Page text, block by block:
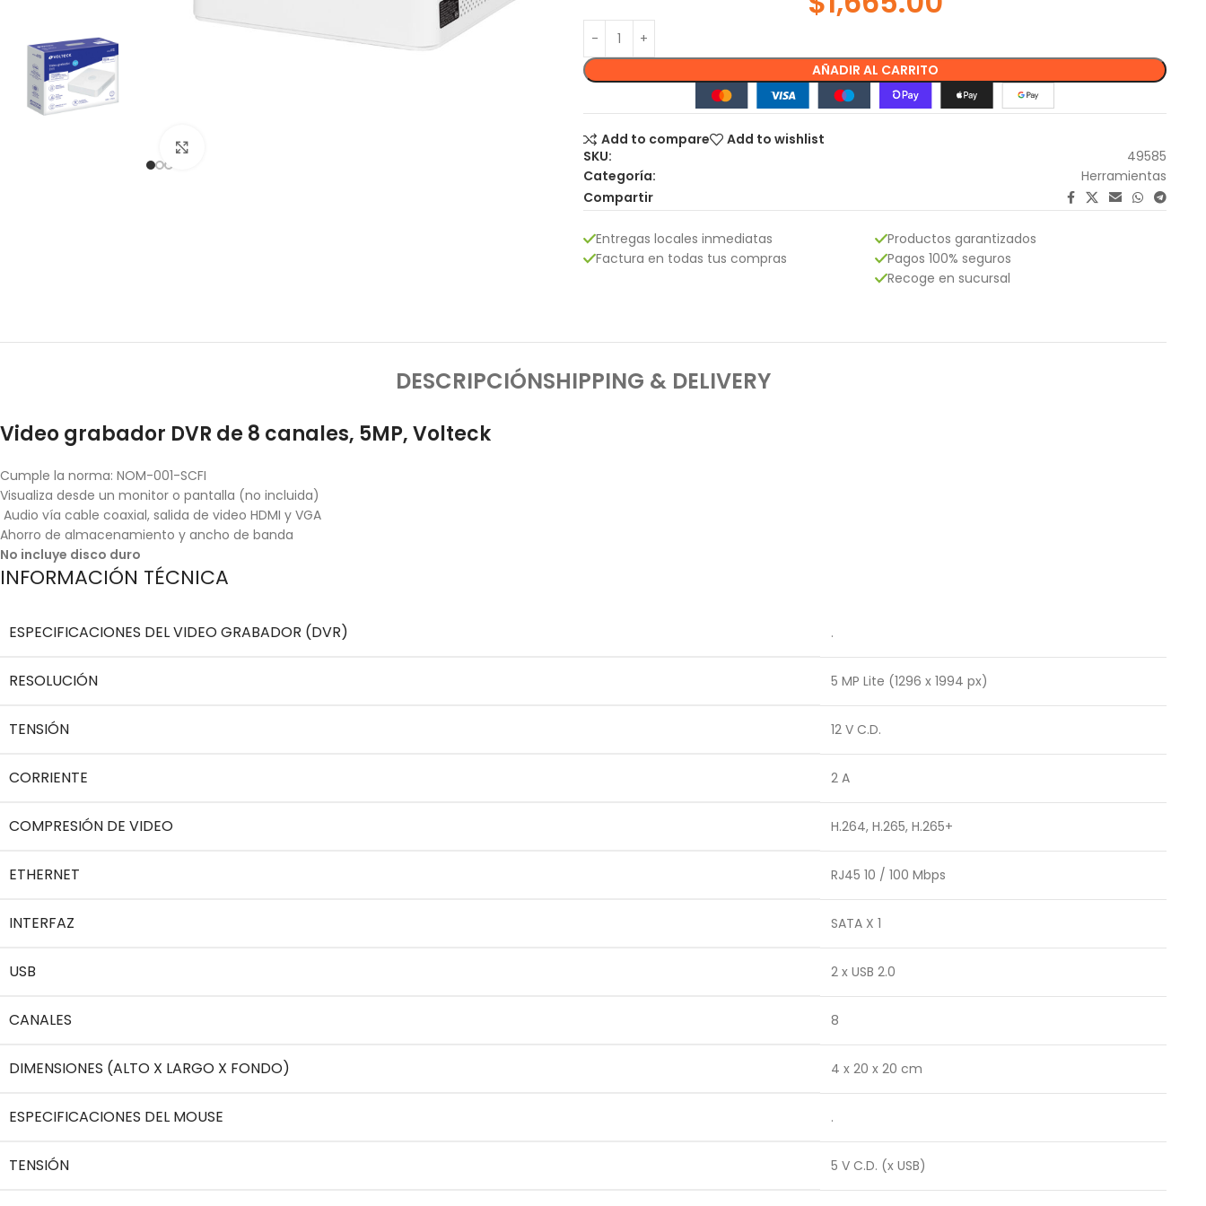
AÑADIR AL CARRITO
Add to compare
Add to wishlist
SKU:
49585
Categoría:
Herramientas
Compartir
Entregas locales inmediatas
Factura en todas tus compras
Productos garantizados
Pagos 100% seguros
Recoge en sucursal
DESCRIPCIÓNSHIPPING & DELIVERY
Video grabador DVR de 8 canales, 5MP, Volteck
Cumple la norma: NOM-001-SCFI
Visualiza desde un monitor o pantalla (no incluida)
Audio vía cable coaxial, salida de video HDMI y VGA
Ahorro de almacenamiento y ancho de banda
No incluye disco duro
INFORMACIÓN TÉCNICA
ESPECIFICACIONES DEL VIDEO GRABADOR (DVR) .
RESOLUCIÓN 5 MP Lite (1296 x 1994 px)
TENSIÓN 12 V C.D.
CORRIENTE 2 A
COMPRESIÓN DE VIDEO H.264, H.265, H.265+
ETHERNET RJ45 10 / 100 Mbps
INTERFAZ SATA X 1
USB 2 x USB 2.0
CANALES 8
DIMENSIONES (ALTO X LARGO X FONDO) 4 x 20 x 20 cm
ESPECIFICACIONES DEL MOUSE .
TENSIÓN 5 V C.D. (x USB)